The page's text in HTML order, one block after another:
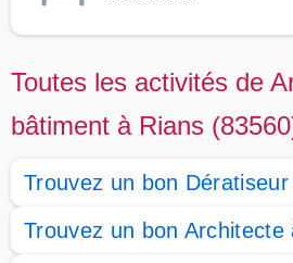
Toutes les activités de
bâtiment à Rians
Trouvez un bon
Trouvez un bon Architecte